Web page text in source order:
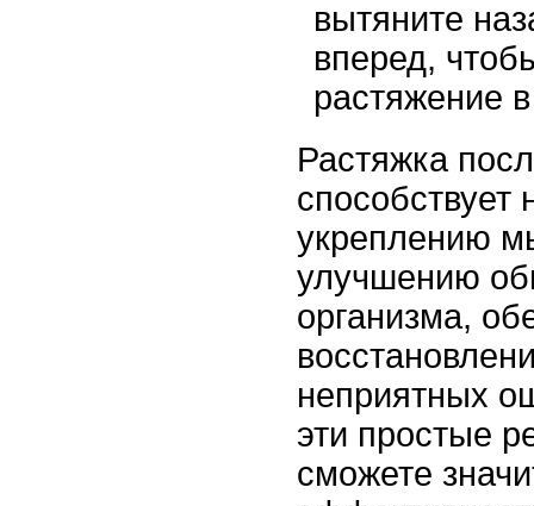
вытяните
вперед,
растяжение
Растяжка
способствует
укреплению
улучшению
организма,
неприятных
эти простые
сможете